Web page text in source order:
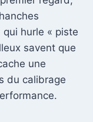
hurle « piste
savent que
une
du calibrage